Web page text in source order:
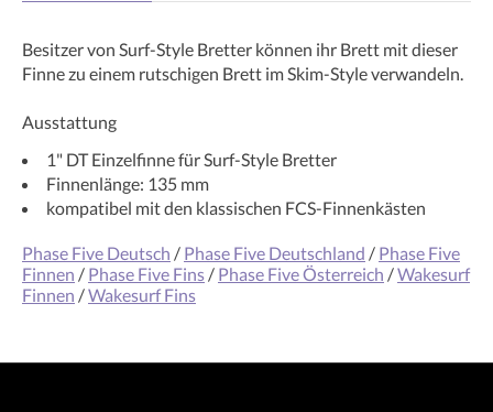
Besitzer von Surf-Style Bretter können ihr Brett mit dieser
Finne zu einem rutschigen Brett im Skim-Style verwandeln.
Ausstattung
1" DT Einzelfinne für Surf-Style Bretter
Finnenlänge: 135 mm
kompatibel mit den klassischen FCS-Finnenkästen
Phase Five Deutsch / Phase Five Deutschland / Phase Five
Finnen / Phase Five Fins / Phase Five Österreich /Wakesurf
Finnen /Wakesurf Fins